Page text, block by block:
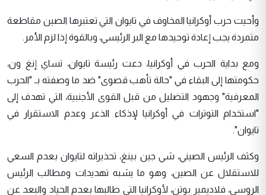
وأحيت حرب أوكرانيا المخاوف في تايوان التي تعتبرها الصين مقاطعة
متمردة يجب إعادة توحيدها مع البر الرئيسي، وبالقوة إذا لزم الأمر.
ومع بداية الحرب في أوكرانيا، دعت رئيسة تايوان، تساي إنغ ون،
حكومتها إلى البقاء في "حالة تأهب قصوى" ضد ما وصفته بـ "الحرب
المعرفية" وجهود التضليل من قبل القوى الأجنبية، التي تهدف إلى
"استخدام التوترات في أوكرانيا لإذكاء الذعر وعدم الاستقرار في
تايوان".
وكثف الرئيس الصيني، شي جين بينغ، تحذيراته لتايوان بعدم السعي
للاستقلال عن الصين، وهو ما يشبه تهديدات ومطالب الرئيس
الروسي، فلاديمير بوتن، لأوكرانيا التي طالبها بعدم الحياد والبعد عن